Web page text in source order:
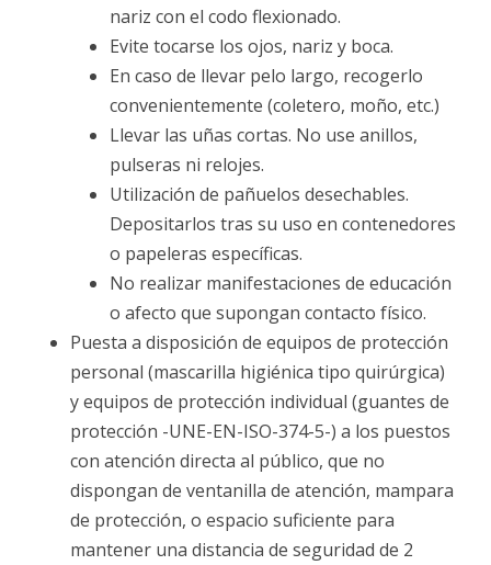
nariz con el codo flexionado.
Evite tocarse los ojos, nariz y boca.
En caso de llevar pelo largo, recogerlo
convenientemente (coletero, moño, etc.)
Llevar las uñas cortas. No use anillos,
pulseras ni relojes.
Utilización de pañuelos desechables.
Depositarlos tras su uso en contenedores
o papeleras específicas.
No realizar manifestaciones de educación
o afecto que supongan contacto físico.
Puesta a disposición de equipos de protección
personal (mascarilla higiénica tipo quirúrgica)
y equipos de protección individual (guantes de
protección -UNE-EN-ISO-374-5-) a los puestos
con atención directa al público, que no
dispongan de ventanilla de atención, mampara
de protección, o espacio suficiente para
mantener una distancia de seguridad de 2